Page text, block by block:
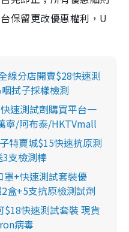
保留更改優惠權利，U
線分店開賣$28快速測
拭子採樣檢測
速測試劑購買平台一
寧/阿布泰/HKTVmall
特賣城$15快速抗原測
支檢測棒
罩+快速測試套裝優
盒+5支抗原檢測試劑
$18快速測試套裝 現貨
病毒